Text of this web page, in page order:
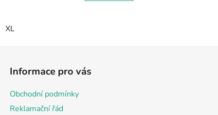
XL
Informace pro vás
Obchodní podmínky
Reklamační řád